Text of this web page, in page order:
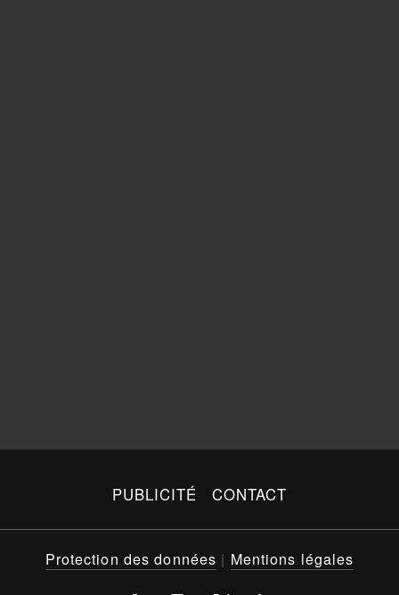
PUBLICITÉ CONTACT
Protection des données | Mentions légales